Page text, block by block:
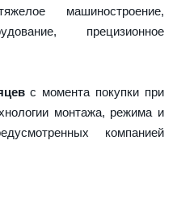
машиностроение,
прецизионное
с момента покупки при
монтажа, режима и
компанией